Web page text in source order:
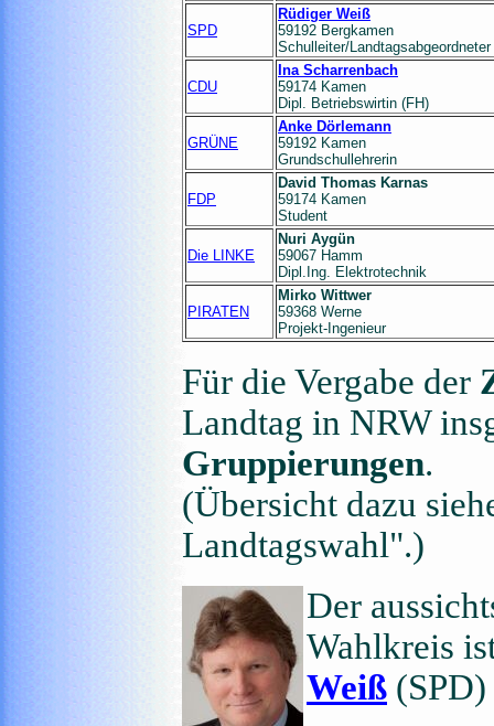
SPD
Rüdiger Weiß
59192 Bergkamen
Schulleiter/Landtagsabgeordneter
CDU
Ina Scharrenbach
59174 Kamen
Dipl. Betriebswirtin (FH)
GRÜNE
Anke Dörlemann
59192 Kamen
Grundschullehrerin
FDP
David Thomas Karnas
59174 Kamen
Student
Die LINKE
Nuri Aygün
59067 Hamm
Dipl.Ing. Elektrotechnik
PIRATEN
Mirko Wittwer
59368 Werne
Projekt-Ingenieur
Für die Vergabe der
Landtag in NRW
Gruppierungen.
(Übersicht dazu
Landtagswahl".)
Der
Wahlkreis
Weiß